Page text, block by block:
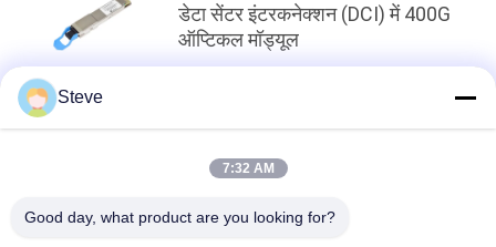
डेटा सेंटर इंटरकनेक्शन (DCI) में 400G
ऑप्टिकल मॉड्यूल
शीर्ष
Steve
7:32 AM
Good day, what product are you looking for?